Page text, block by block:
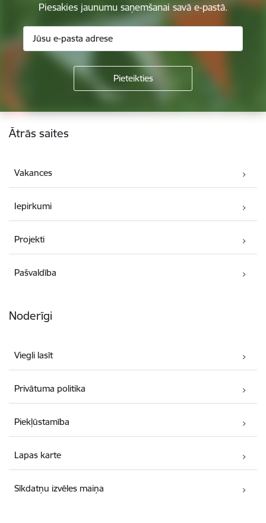
Piesakies jaunumu saņemšanai savā e-pastā.
Kājene
Ātrās saites
Vakances
Iepirkumi
Projekti
Pašvaldība
Noderīgi
Viegli lasīt
Privātuma politika
Piekļūstamība
Lapas karte
Sīkdatņu izvēles maiņa